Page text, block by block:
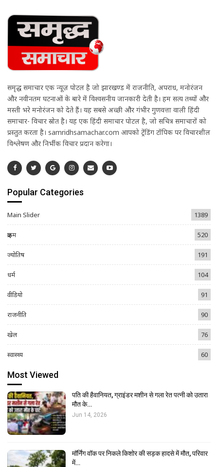
समृद्ध समाचार एक न्यूज़ पोर्टल है जो झारखण्ड में राजनीति, अपराध, मनोरंजन
और नवीनतम घटनाओं के बारे में विश्वसनीय जानकारी देती है। हम सत्य तथ्यों और
मस्ती भरे मनोरंजन को देते हैं। यह सबसे अच्छी और गंभीर गुणवत्ता वाली हिंदी
समाचार- विचार स्रोत है। यह एक हिंदी समाचार पोर्टल है, जो सचित्र समाचारों को
प्रस्तुत करता है। samridhsamachar.com आपको ट्रेंडिंग टॉपिक पर विचारशील
विश्लेषण और निर्भीक विचार प्रदान करेगा।
Popular Categories
Main Slider 1389
क्राइम 520
ज्योतिष 191
धर्म 104
वीडियो 91
राजनीति 90
खेल 76
स्वास्थ्य 60
Most Viewed
पति की हैवानियत, ग्राइंडर मशीन से गला रेत पत्नी को उतारा
मौत के…
Jun 14, 2026
मॉर्निंग वॉक पर निकले किशोर की सड़क हादसे में मौत, परिवार
में…